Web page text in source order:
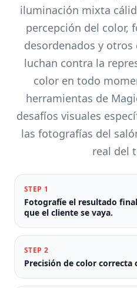
iluminación mixta
percepción del color,
desordenados y
luchan contra la
color en todo
herramientas de
desafíos visuales
las fotografías del
real del
STEP 1
Fotografíe el resultado
que el cliente se vaya.
STEP 2
Precisión de color correcta